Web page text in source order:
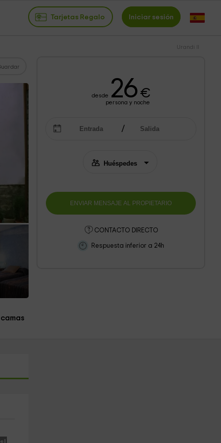
Tarjetas Regalo Iniciar sesión
Urandi II
desde 26€
persona y noche
CONTACTO DIRECTO
Respuesta inferior a 24h